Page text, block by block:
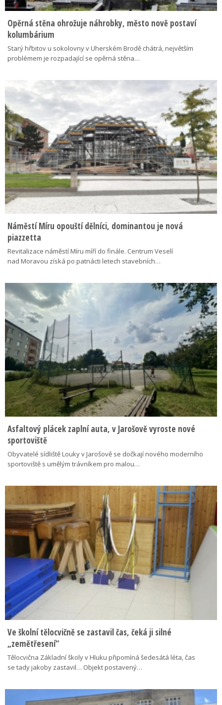
Opěrná stěna ohrožuje náhrobky, město nově postaví
kolumbárium
Starý hřbitov u sokolovny v Uherském Brodě chátrá, největším
problémem je rozpadající se opěrná stěna…
Náměstí Míru opouští dělníci, dominantou je nová
piazzetta
Revitalizace náměstí Míru míří do finále. Centrum Veselí
nad Moravou získá po patnácti letech stavebních…
Asfaltový plácek zaplní auta, v Jarošově vyroste nové
sportoviště
Obyvatelé sídliště Louky v Jarošově se dočkají nového moderního
sportoviště s umělým trávníkem pro malou…
Ve školní tělocvičně se zastavil čas, čeká ji silné
„zemětřesení“
Tělocvična Základní školy v Hluku připomíná šedesátá léta, čas
se tady jakoby zastavil… Objekt postavený…